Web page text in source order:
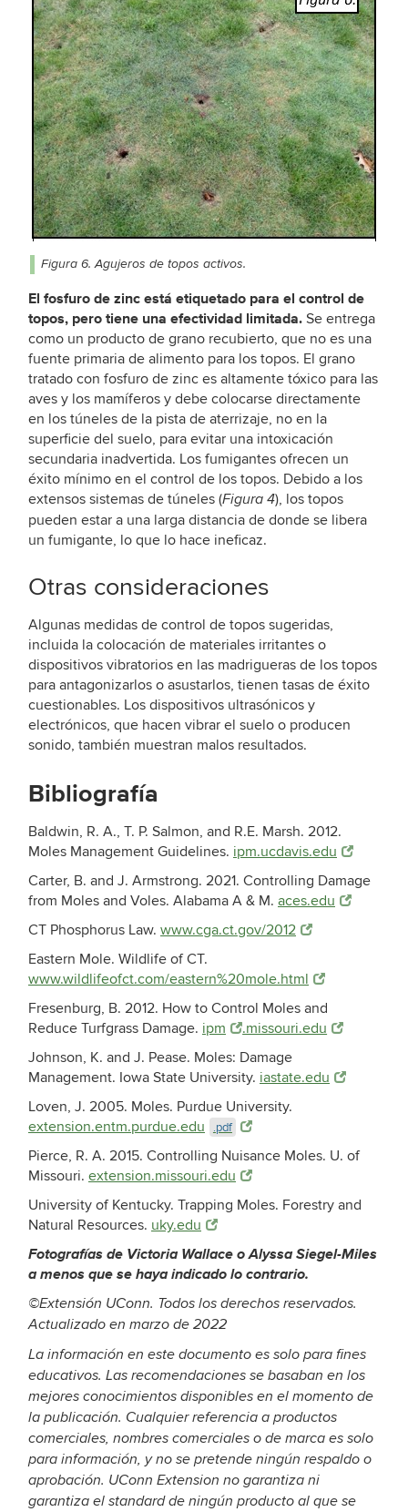
Figura 6. Agujeros de topos activos.
El fosfuro de zinc está etiquetado para el control de
topos, pero tiene una efectividad limitada. Se entrega
como un producto de grano recubierto, que no es una
fuente primaria de alimento para los topos. El grano
tratado con fosfuro de zinc es altamente tóxico para las
aves y los mamíferos y debe colocarse directamente
en los túneles de la pista de aterrizaje, no en la
superficie del suelo, para evitar una intoxicación
secundaria inadvertida. Los fumigantes ofrecen un
éxito mínimo en el control de los topos. Debido a los
extensos sistemas de túneles (Figura 4), los topos
pueden estar a una larga distancia de donde se libera
un fumigante, lo que lo hace ineficaz.
Otras consideraciones
Algunas medidas de control de topos sugeridas,
incluida la colocación de materiales irritantes o
dispositivos vibratorios en las madrigueras de los topos
para antagonizarlos o asustarlos, tienen tasas de éxito
cuestionables. Los dispositivos ultrasónicos y
electrónicos, que hacen vibrar el suelo o producen
sonido, también muestran malos resultados.
Bibliografía
Baldwin, R. A., T. P. Salmon, and R.E. Marsh. 2012.
Moles Management Guidelines. ipm.ucdavis.edu
Carter, B. and J. Armstrong. 2021. Controlling Damage
from Moles and Voles. Alabama A & M. aces.edu
CT Phosphorus Law. www.cga.ct.gov/2012
Eastern Mole. Wildlife of CT.
www.wildlifeofct.com/eastern%20mole.html
Fresenburg, B. 2012. How to Control Moles and
Reduce Turfgrass Damage. ipm
.missouri.edu
Johnson, K. and J. Pease. Moles: Damage
Management. Iowa State University. iastate.edu
Loven, J. 2005. Moles. Purdue University.
extension.entm.purdue.edu
.pdf
Pierce, R. A. 2015. Controlling Nuisance Moles. U. of
Missouri. extension.missouri.edu
University of Kentucky. Trapping Moles. Forestry and
Natural Resources. uky.edu
Fotografías de Victoria Wallace o Alyssa Siegel-Miles
a menos quese haya indicado lo contrario.
©Extensión UConn. Todos los derechos reservados.
Actualizado en marzo de 2022
La información en este documento es solo para fines
educativos. Las recomendaciones se basaban en los
mejores conocimientos disponibles en el momento de
la publicación. Cualquier referencia a productos
comerciales, nombres comerciales o de marca es solo
para información, y no se pretende ningún respaldo o
aprobación. UConn Extension no garantiza ni
garantiza el standard de ningún producto al que se